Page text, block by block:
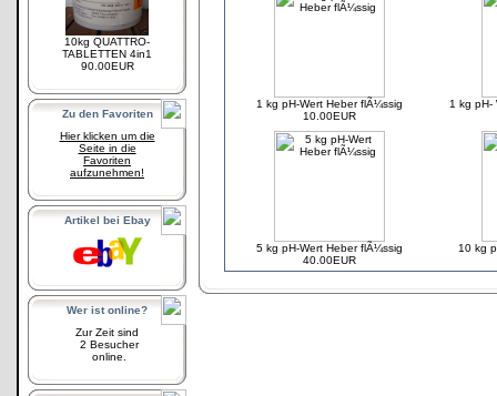
10kg QUATTRO-
TABLETTEN 4in1
90.00EUR
Zu den Favoriten
Hier klicken um die
Seite in die
Favoriten
aufzunehmen!
Artikel bei Ebay
Wer ist online?
Zur Zeit sind
2 Besucher
online.
1 kg pH-Wert Heber flÃ¼ssig
10.00EUR
1 kg pH-
5 kg pH-Wert Heber flÃ¼ssig
40.00EUR
10 kg